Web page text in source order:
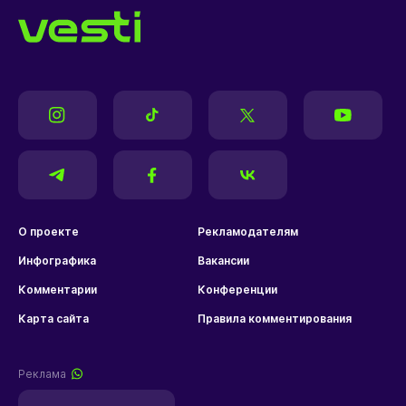
О проекте Рекламодателям
Инфографика Вакансии
Комментарии Конференции
Карта сайта Правила комментирования
Реклама